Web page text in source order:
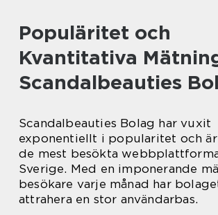
Populäritet och
Kvantitativa
Scandalbeauties
Scandalbeauties Bolag har vuxit
exponentiellt i popularitet och
de mest besökta
Sverige. Med en imponerande
besökare varje månad har
attrahera en stor användarbas.